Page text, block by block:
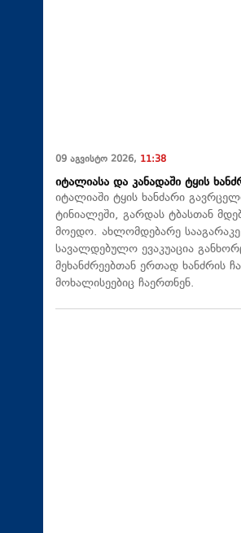
09 აგვისტო 2026, 11:38
იტალიასა და კანადაში ტყის
იტალიაში ტყის ხანძარი
ტინიალეში, გარდას ტბასთან
მოედო. ახლომდებარე
სავალდებულო ევაკუაცია
მეხანძრეებთან ერთად ხანძრის
მოხალისეებიც ჩაერთნენ.